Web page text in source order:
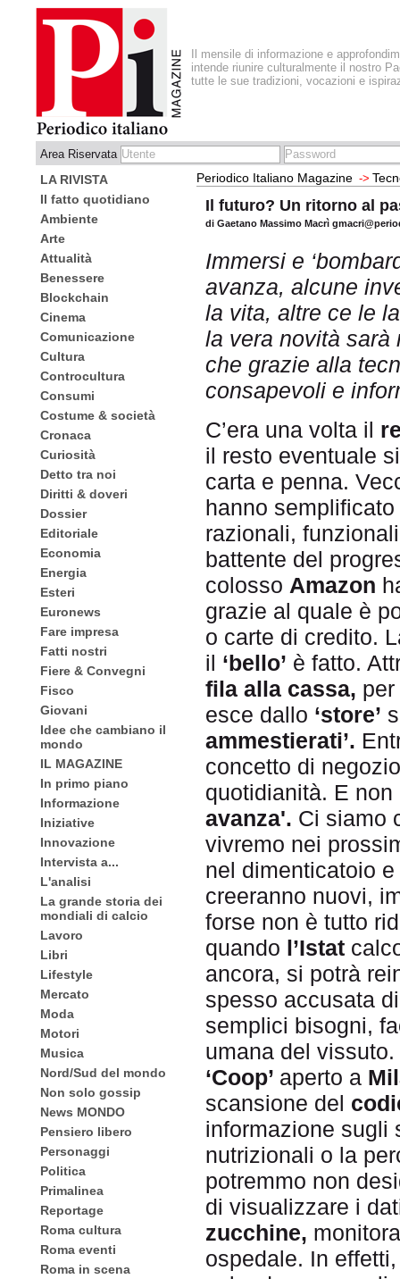
Il mensile di informazione e
intende riunire culturalmente il nostro
tutte le sue tradizioni, vocazioni e
Area Riservata
LA RIVISTA
Il fatto quotidiano
Ambiente
Arte
Attualità
Benessere
Blockchain
Cinema
Comunicazione
Cultura
Controcultura
Consumi
Costume & società
Cronaca
Curiosità
Detto tra noi
Diritti & doveri
Dossier
Editoriale
Economia
Energia
Esteri
Euronews
Fare impresa
Fatti nostri
Fiere & Convegni
Fisco
Giovani
Idee che cambiano il
mondo
IL MAGAZINE
In primo piano
Informazione
Iniziative
Innovazione
Intervista a...
L'analisi
La grande storia dei
mondiali di calcio
Lavoro
Libri
Lifestyle
Mercato
Moda
Motori
Musica
Nord/Sud del mondo
Non solo gossip
News MONDO
Pensiero libero
Personaggi
Politica
Primalinea
Reportage
Roma cultura
Roma eventi
Roma in scena
Periodico Italiano Magazine ->
Il futuro? Un ritorno al
di Gaetano Massimo Macrì
Immersi e
avanza, alcune
la vita, altre ce le
la vera novità sarà
che grazie alla
consapevoli e
C’era una volta il
il resto eventuale
carta e penna.
hanno
razionali,
battente del
colosso Amazon
grazie al quale è
o carte di credito.
il ‘bello’ è fatto.
fila alla cassa,
esce dallo ‘store’
ammestierati’.
concetto di
quotidianità. E
avanza'. Ci siamo
vivremo nei
nel dimenticatoio
creeranno nuovi,
forse non è tutto
quando l’Istat
ancora, si potrà
spesso accusata
semplici bisogni,
umana del
‘Coop’ aperto a
scansione del
informazione sugli
nutrizionali o la
potremmo non
di visualizzare i
zucchine,
ospedale. In